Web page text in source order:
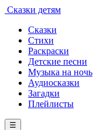
Сказки детям
Сказки
Стихи
Раскраски
Детские песни
Музыка на ночь
Аудиосказки
Загадки
Плейлисты
☰